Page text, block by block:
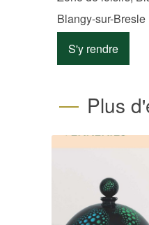
Blangy-sur-Bresle
S'y rendre
Plus